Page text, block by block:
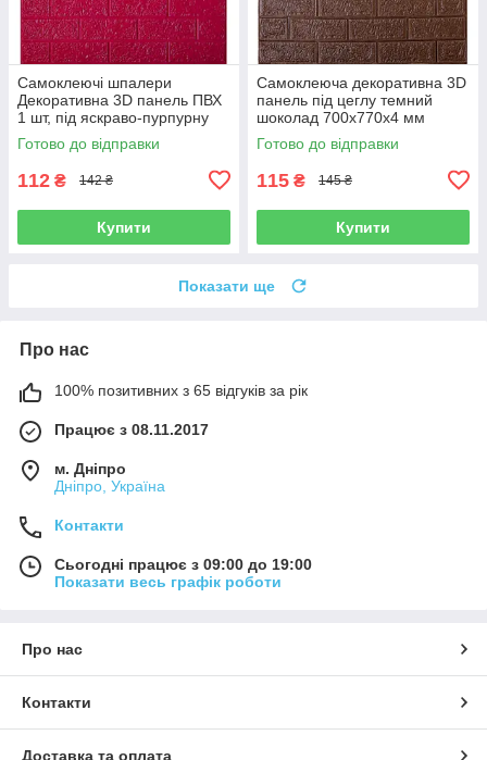
Самоклеючі шпалери
Декоративна 3D панель ПВХ
1 шт, під яскраво-пурпурну
рівну цеглу 700x770x4 мм
Готово до відправки
112 ₴ 142 ₴
Купити
Самоклеюча декоративна 3D
панель під цеглу темний
шоколад 700x770x4 мм
Готово до відправки
115 ₴ 145 ₴
Купити
Показати ще
Про нас
100% позитивних з 65 відгуків за рік
Працює з 08.11.2017
м. Дніпро
Дніпро, Україна
Контакти
Сьогодні працює з 09:00 до 19:00
Показати весь графік роботи
Про нас
Контакти
Доставка та оплата